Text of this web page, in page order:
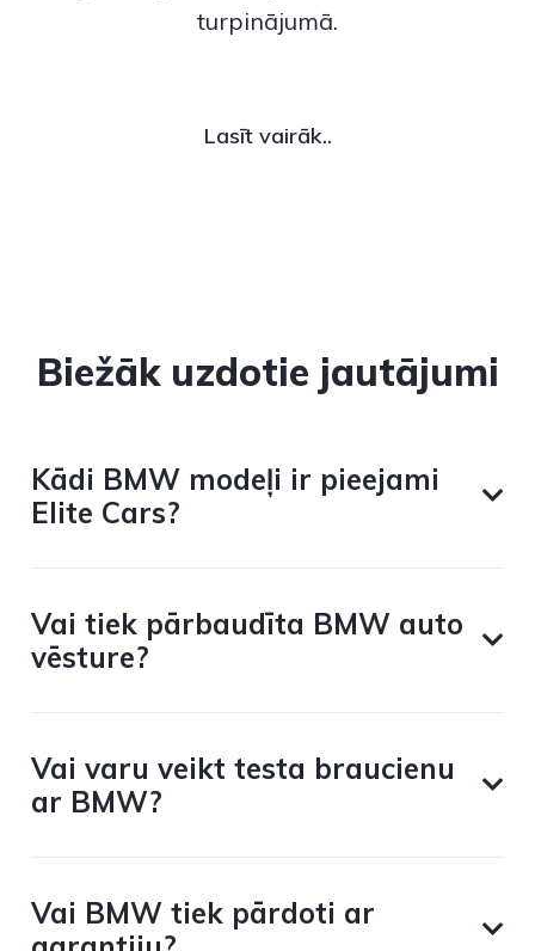
turpinājumā.
Lasīt vairāk..
Biežāk uzdotie jautājumi
Kādi BMW modeļi ir pieejami
Elite Cars?
Vai tiek pārbaudīta BMW auto
vēsture?
Vai varu veikt testa braucienu
ar BMW?
Vai BMW tiek pārdoti ar